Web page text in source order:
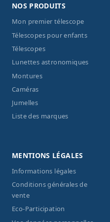
NOS PRODUITS
Mon premier télescope
Télescopes pour enfants
Télescopes
Lunettes astronomiques
Montures
Caméras
Jumelles
Liste des marques
MENTIONS LÉGALES
Informations légales
Conditions générales de
vente
Eco-Participation